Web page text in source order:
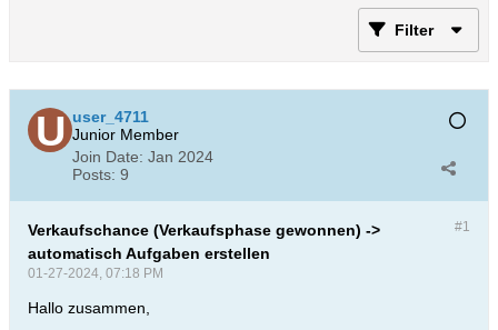
Filter
user_4711
Junior Member
Join Date: Jan 2024
Posts: 9
#1
Verkaufschance (Verkaufsphase gewonnen) ->
automatisch Aufgaben erstellen
01-27-2024, 07:18 PM
Hallo zusammen,